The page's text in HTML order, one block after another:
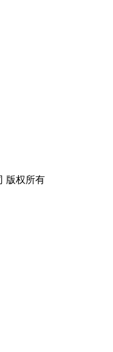
版权所有